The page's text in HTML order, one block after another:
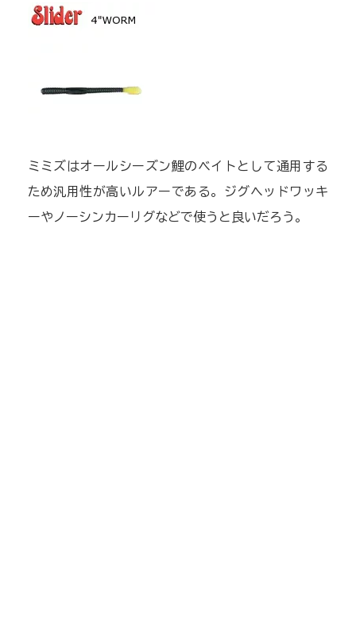
ミミズはオールシーズン鯉のベイトとして通用する
ため汎用性が高いルアーである。ジグヘッドワッキ
ーやノーシンカーリグなどで使うと良いだろう。